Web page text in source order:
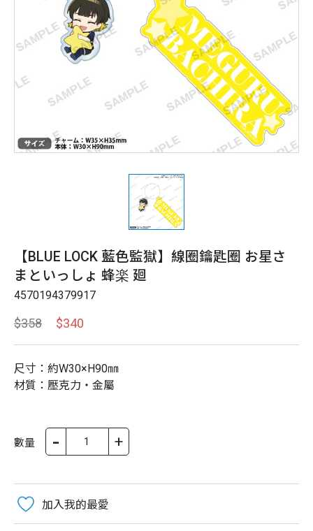
【BLUE LOCK 藍色監獄】線圈鑰匙圈 お星さ
まといっしょ 蜂楽 廻
4570194379917
$358 $340
尺寸：約W30×H90㎜
材質：壓克力・金屬
數量 - +
加入我的最愛